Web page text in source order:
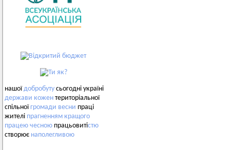
нашоїдобробуту сьогодні україні
держави кожен територіальної
спільноїгромади весни праці
жителі прагненням кращого
працею чесною працьовитістю
створює наполегливою